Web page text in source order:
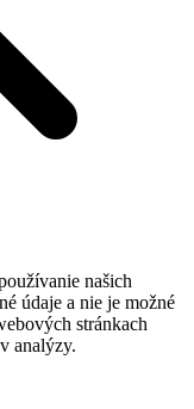
našich
údaje a nie je možné
stránkach
analýzy.